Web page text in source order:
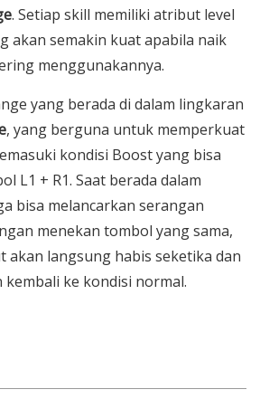
. Setiap skill memiliki atribut level
akan semakin kuat apabila naik
menggunakannya.
yang berada di dalam lingkaran
, yang berguna untuk memperkuat
kondisi Boost yang bisa
L1 + R1. Saat berada dalam
bisa melancarkan serangan
menekan tombol yang sama,
akan langsung habis seketika dan
ke kondisi normal.